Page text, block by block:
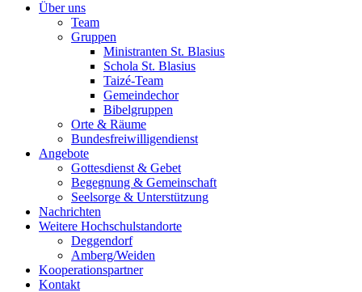
Über uns
Team
Gruppen
Ministranten St. Blasius
Schola St. Blasius
Taizé-Team
Gemeindechor
Bibelgruppen
Orte & Räume
Bundesfreiwilligendienst
Angebote
Gottesdienst & Gebet
Begegnung & Gemeinschaft
Seelsorge & Unterstützung
Nachrichten
Weitere Hochschulstandorte
Deggendorf
Amberg/Weiden
Kooperationspartner
Kontakt